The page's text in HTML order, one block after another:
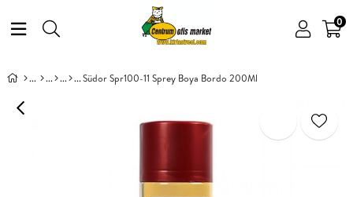
0
Südor Spr100-11 Sprey Boya Bordo 200Ml